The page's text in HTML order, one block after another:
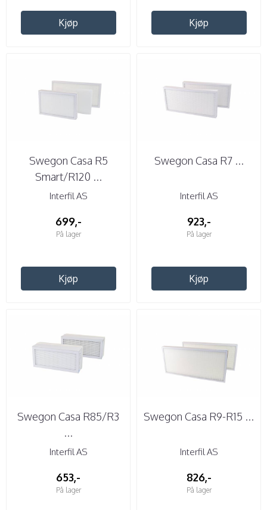
Kjøp Kjøp
Swegon Casa R5
Smart/R120 ...
Interfil AS
699,-
På lager
Kjøp
Swegon Casa R7 ...
Interfil AS
923,-
På lager
Kjøp
Swegon Casa R85/R3
...
Interfil AS
653,-
På lager
Swegon Casa R9-R15 ...
Interfil AS
826,-
På lager